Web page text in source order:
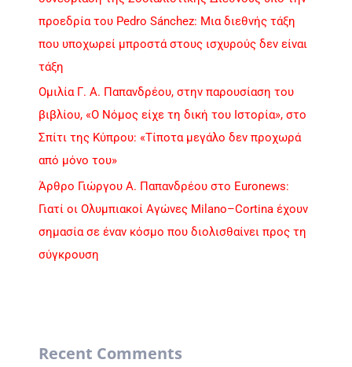
προεδρία του Pedro Sánchez: Μια διεθνής τάξη
που υποχωρεί μπροστά στους ισχυρούς δεν είναι
τάξη
Ομιλία Γ. Α. Παπανδρέου, στην παρουσίαση του
βιβλίου, «Ο Νόμος είχε τη δική του Ιστορία», στο
Σπίτι της Κύπρου: «Τίποτα μεγάλο δεν προχωρά
από μόνο του»
Άρθρο Γιώργου Α. Παπανδρέου στο Euronews:
Γιατί οι Ολυμπιακοί Αγώνες Milano–Cortina έχουν
σημασία σε έναν κόσμο που διολισθαίνει προς τη
σύγκρουση
Recent Comments